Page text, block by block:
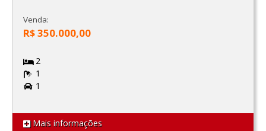
Venda:
R$ 350.000,00
2
1
1
Mais informações